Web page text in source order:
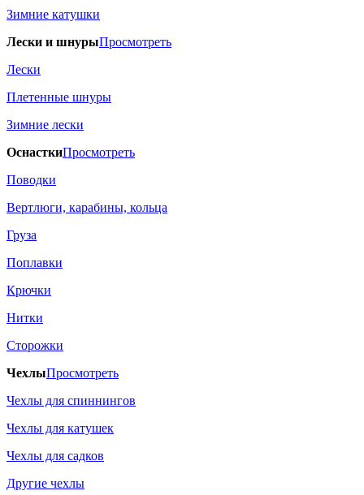
Зимние катушки
Лески и шнурыПросмотреть
Лески
Плетенные шнуры
Зимние лески
ОснасткиПросмотреть
Поводки
Вертлюги, карабины, кольца
Груза
Поплавки
Крючки
Нитки
Сторожки
ЧехлыПросмотреть
Чехлы для спиннингов
Чехлы для катушек
Чехлы для садков
Другие чехлы